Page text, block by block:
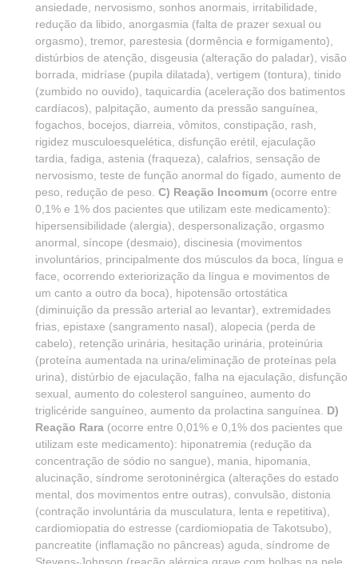
ansiedade, nervosismo, sonhos anormais, irritabilidade,
redução da libido, anorgasmia (falta de prazer sexual ou
orgasmo), tremor, parestesia (dormência e formigamento),
distúrbios de atenção, disgeusia (alteração do paladar), visão
borrada, midríase (pupila dilatada), vertigem (tontura), tinido
(zumbido no ouvido), taquicardia (aceleração dos batimentos
cardíacos), palpitação, aumento da pressão sanguínea,
fogachos, bocejos, diarreia, vômitos, constipação, rash,
rigidez musculoesquelética, disfunção erétil, ejaculação
tardia, fadiga, astenia (fraqueza), calafrios, sensação de
nervosismo, teste de função anormal do fígado, aumento de
peso, redução de peso. C) Reação Incomum (ocorre entre
0,1% e 1% dos pacientes que utilizam este medicamento):
hipersensibilidade (alergia), despersonalização, orgasmo
anormal, síncope (desmaio), discinesia (movimentos
involuntários, principalmente dos músculos da boca, língua e
face, ocorrendo exteriorização da língua e movimentos de
um canto a outro da boca), hipotensão ortostática
(diminuição da pressão arterial ao levantar), extremidades
frias, epistaxe (sangramento nasal), alopecia (perda de
cabelo), retenção urinária, hesitação urinária, proteinúria
(proteína aumentada na urina/eliminação de proteínas pela
urina), distúrbio de ejaculação, falha na ejaculação, disfunção
sexual, aumento do colesterol sanguíneo, aumento do
triglicéride sanguíneo, aumento da prolactina sanguínea. D)
Reação Rara (ocorre entre 0,01% e 0,1% dos pacientes que
utilizam este medicamento): hiponatremia (redução da
concentração de sódio no sangue), mania, hipomania,
alucinação, síndrome serotoninérgica (alterações do estado
mental, dos movimentos entre outras), convulsão, distonia
(contração involuntária da musculatura, lenta e repetitiva),
cardiomiopatia do estresse (cardiomiopatia de Takotsubo),
pancreatite (inflamação no pâncreas) aguda, síndrome de